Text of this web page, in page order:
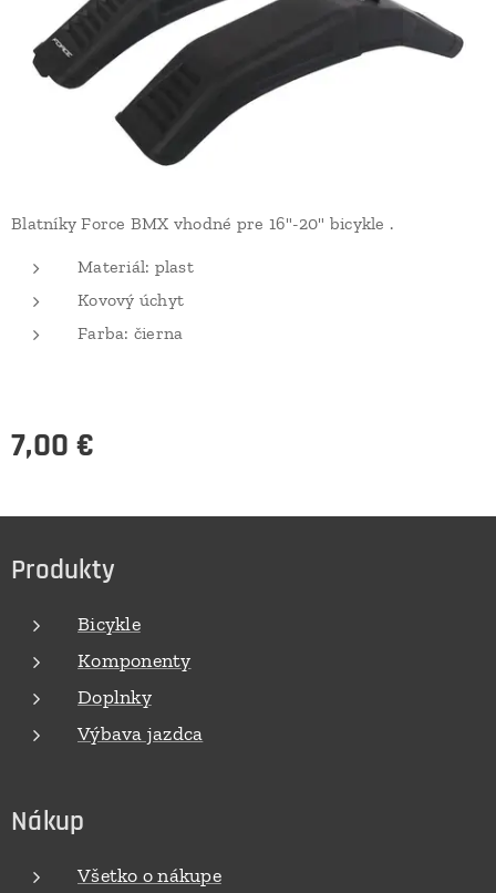
Blatníky Force BMX vhodné pre 16"-20" bicykle .
Materiál: plast
Kovový úchyt
Farba: čierna
7,00 €
Produkty
Bicykle
Komponenty
Doplnky
Výbava jazdca
Nákup
Všetko o nákupe